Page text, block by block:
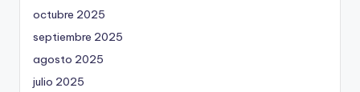
octubre 2025
septiembre 2025
agosto 2025
julio 2025